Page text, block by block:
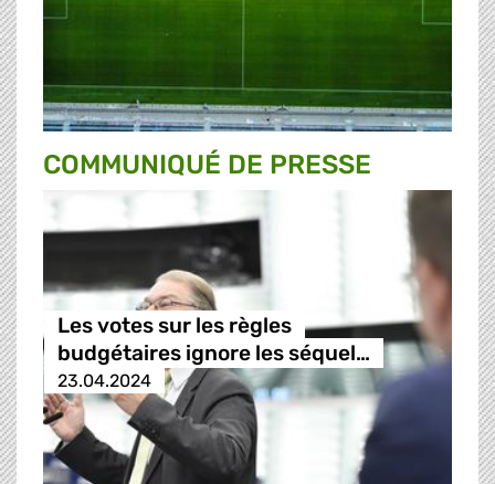
COMMUNIQUÉ DE PRESSE
Les votes sur les règles
budgétaires ignore les séquel…
23.04.2024